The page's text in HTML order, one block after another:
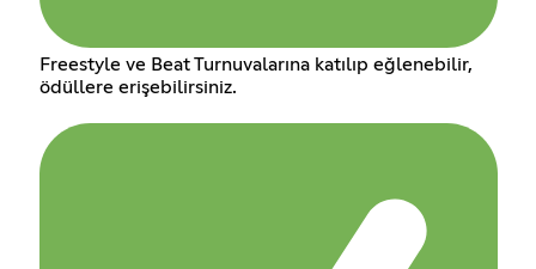
Freestyle ve Beat Turnuvalarına katılıp eğlenebilir,
ödüllere erişebilirsiniz.